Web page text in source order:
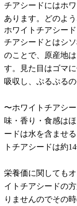
チアシードにはホ
あります。どのよ
ホワイトチアシー
チアシードとはシ
のことで、原産地
す。見た目はゴマ
吸収し、ぷるぷる
〜ホワイトチアシ
味・香り・食感は
ードは水を含ませ
トチアシードは約
栄養価に関しても
イトチアシードの
りませんのでその